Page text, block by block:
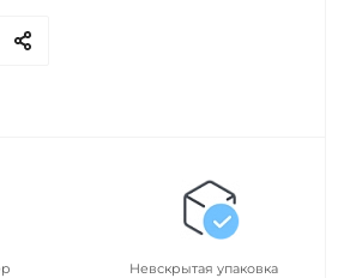
Невскрытая упаковка